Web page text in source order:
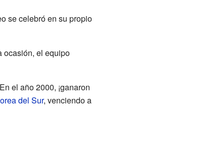
se celebró en su propio
ocasión, el equipo
el año 2000, ¡ganaron
del Sur, venciendo a